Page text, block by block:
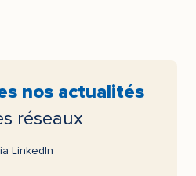
nos actualités
réseaux
LinkedIn